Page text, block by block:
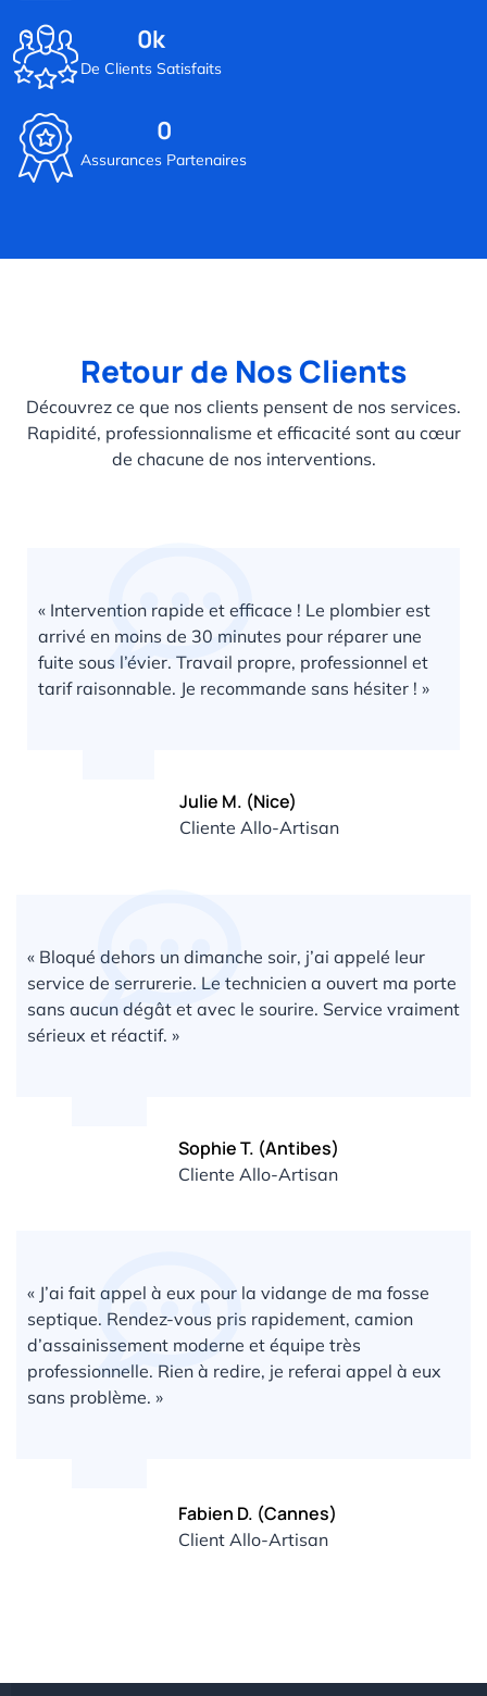
De Clients Satisfaits
0k
Assurances Partenaires
0
Retour de Nos Clients
Découvrez ce que nos clients pensent de nos services.
Rapidité, professionnalisme et efficacité sont au cœur
de chacune de nos interventions.
« Intervention rapide et efficace ! Le plombier est
arrivé en moins de 30 minutes pour réparer une
fuite sous l’évier. Travail propre, professionnel et
tarif raisonnable. Je recommande sans hésiter ! »
Julie M. (Nice)
Cliente Allo-Artisan
« Bloqué dehors un dimanche soir, j’ai appelé leur
service de serrurerie. Le technicien a ouvert ma porte
sans aucun dégât et avec le sourire. Service vraiment
sérieux et réactif. »
Sophie T. (Antibes)
Cliente Allo-Artisan
« J’ai fait appel à eux pour la vidange de ma fosse
septique. Rendez-vous pris rapidement, camion
d’assainissement moderne et équipe très
professionnelle. Rien à redire, je referai appel à eux
sans problème. »
Fabien D. (Cannes)
Client Allo-Artisan